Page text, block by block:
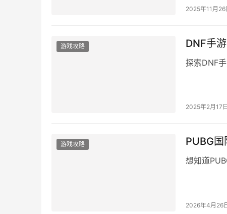
2025年11月26
游戏攻略 DNF手
探索DNF
2025年2月17日
游戏攻略 PUBG
想知道
2026年4月26